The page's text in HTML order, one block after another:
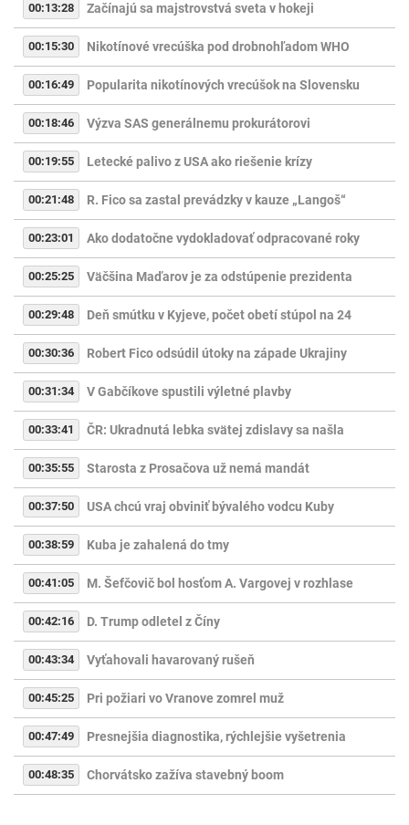
00:13:28 Začínajú sa majstrovstvá sveta v hokeji
00:15:30 Nikotínové vrecúška pod drobnohľadom WHO
00:16:49 Popularita nikotínových vrecúšok na Slovensku
00:18:46 Výzva SAS generálnemu prokurátorovi
00:19:55 Letecké palivo z USA ako riešenie krízy
00:21:48 R. Fico sa zastal prevádzky v kauze „Langoš“
00:23:01 Ako dodatočne vydokladovať odpracované roky
00:25:25 Väčšina Maďarov je za odstúpenie prezidenta
00:29:48 Deň smútku v Kyjeve, počet obetí stúpol na 24
00:30:36 Robert Fico odsúdil útoky na západe Ukrajiny
00:31:34 V Gabčíkove spustili výletné plavby
00:33:41 ČR: Ukradnutá lebka svätej zdislavy sa našla
00:35:55 Starosta z Prosačova už nemá mandát
00:37:50 USA chcú vraj obviniť bývalého vodcu Kuby
00:38:59 Kuba je zahalená do tmy
00:41:05 M. Šefčovič bol hosťom A. Vargovej v rozhlase
00:42:16 D. Trump odletel z Číny
00:43:34 Vyťahovali havarovaný rušeň
00:45:25 Pri požiari vo Vranove zomrel muž
00:47:49 Presnejšia diagnostika, rýchlejšie vyšetrenia
00:48:35 Chorvátsko zažíva stavebný boom